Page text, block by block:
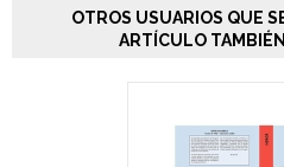
OTROS USUARIOS QUE
ARTÍCULO